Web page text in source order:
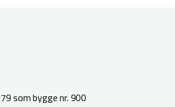
som bygge nr. 900